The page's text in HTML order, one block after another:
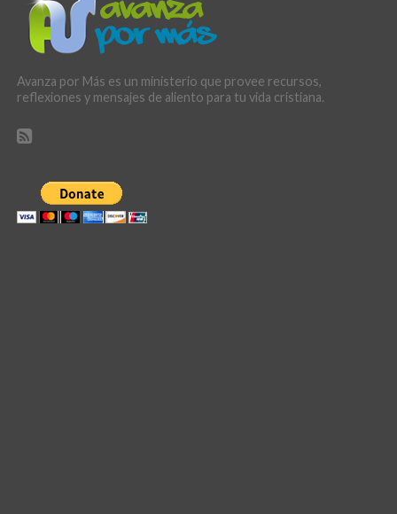
Avanza por Más es un ministerio que provee recursos,
reflexiones y mensajes de aliento para tu vida cristiana.